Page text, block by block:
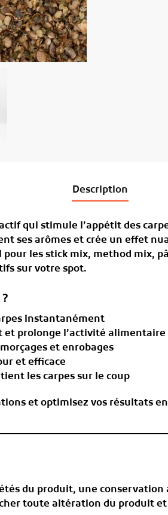
Description
qui stimule l’appétit des
ses arômes et crée un effet
pour les stick mix, method mix,
sur votre spot.
instantanément
et prolonge l’activité alimentaire
et enrobages
et efficace
les carpes sur le coup
et optimisez vos résultats en
du produit, une
toute altération du produit